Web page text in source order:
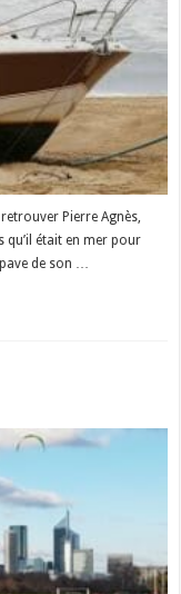
Pierre Agnès,
était en mer pour
de son …